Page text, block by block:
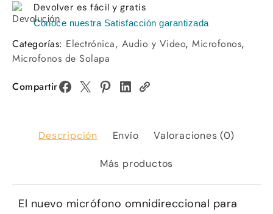
Devolver es fácil y gratis
Conoce nuestra Satisfacción garantizada
Categorías: Electrónica, Audio y Video, Microfonos,
Microfonos de Solapa
Compartir
Descripción Envío Valoraciones (0)
Más productos
El nuevo micrófono omnidireccional para